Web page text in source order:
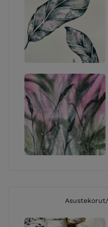
arvioitua kestoa
Työpisteeni sijaitsee
niin sovitaan
KIVIJALKAKAUPAT:
uniikkeja kappaleita,
hieman tyhjillään mutta
tällä hetkellä
POPPER